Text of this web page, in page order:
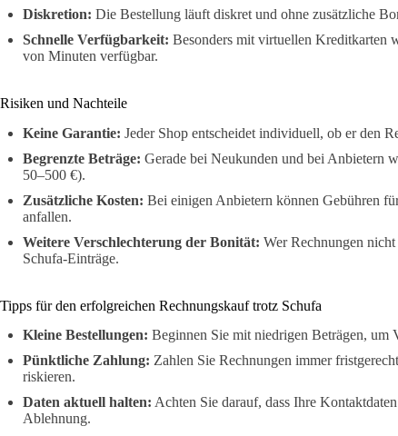
Diskretion: Die Bestellung läuft diskret und ohne zusätzliche
Schnelle Verfügbarkeit: Besonders mit virtuellen Kreditkarten
von Minuten verfügbar.
Risiken und Nachteile
Keine Garantie: Jeder Shop entscheidet individuell, ob er den
Begrenzte Beträge: Gerade bei Neukunden und bei Anbietern
50–500 €).
Zusätzliche Kosten: Bei einigen Anbietern können Gebühren
anfallen.
Weitere Verschlechterung der Bonität: Wer Rechnungen
Schufa-Einträge.
Tipps für den erfolgreichen Rechnungskauf trotz Schufa
Kleine Bestellungen: Beginnen Sie mit niedrigen Beträgen, um
Pünktliche Zahlung: Zahlen Sie Rechnungen immer
riskieren.
Daten aktuell halten: Achten Sie darauf, dass Ihre
Ablehnung.